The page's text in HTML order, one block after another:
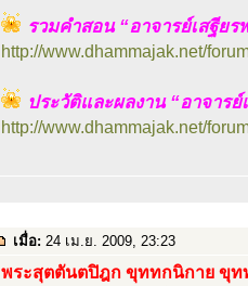
รวมคำสอน “อาจารย์เสฐีย
http://www.dhammajak.net/
ประวัติและผลงาน “อาจาร
http://www.dhammajak.net/
เมื่อ: 24 เม.ย. 2009, 23:23
พระสุตตันตปิฎก ขุททกนิกาย ขุท